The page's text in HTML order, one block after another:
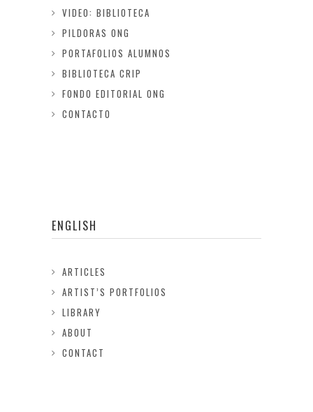
VIDEO: BIBLIOTECA
PILDORAS ONG
PORTAFOLIOS ALUMNOS
BIBLIOTECA CRIP
FONDO EDITORIAL ONG
CONTACTO
ENGLISH
ARTICLES
ARTIST’S PORTFOLIOS
LIBRARY
ABOUT
CONTACT